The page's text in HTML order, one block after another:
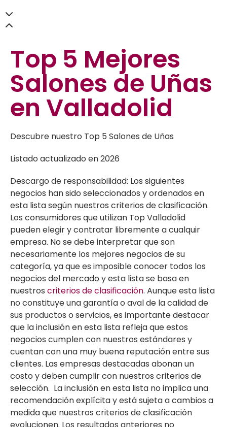
Top 5 Mejores
Salones de Uñas
en Valladolid
Descubre nuestro Top 5 Salones de Uñas
Listado actualizado en 2026
Descargo de responsabilidad: Los siguientes
negocios han sido seleccionados y ordenados en
esta lista según nuestros criterios de clasificación.
Los consumidores que utilizan Top Valladolid
pueden elegir y contratar libremente a cualquir
empresa. No se debe interpretar que son
necesariamente los mejores negocios de su
categoría, ya que es imposible conocer todos los
negocios del mercado y esta lista se basa en
nuestros criterios de clasificación. Aunque esta lista
no constituye una garantía o aval de la calidad de
sus productos o servicios, es importante destacar
que la inclusión en esta lista refleja que estos
negocios cumplen con nuestros estándares y
cuentan con una muy buena reputación entre sus
clientes. Las empresas destacadas abonan un
costo y deben cumplir con nuestros criterios de
selección. La inclusión en esta lista no implica una
recomendación explícita y está sujeta a cambios a
medida que nuestros criterios de clasificación